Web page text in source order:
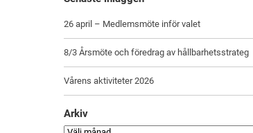
26 april – Medlemsmöte inför valet
8/3 Årsmöte och föredrag av hållbarhetsstrateg
Vårens aktiviteter 2026
Arkiv